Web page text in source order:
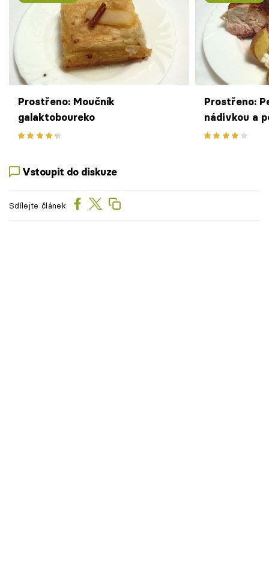
Prostřeno: Moučník
galaktoboureko
Prostřeno:
nádivkou a
fetou
Vstoupit do diskuze
Sdílejte článek